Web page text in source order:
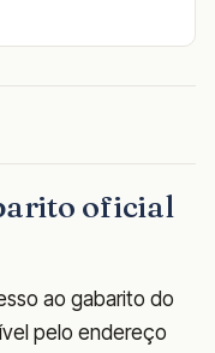
oficial
ao gabarito do
pelo endereço